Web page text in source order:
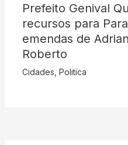
Prefeito Genival
recursos para
emendas de
Roberto
Cidades Politica